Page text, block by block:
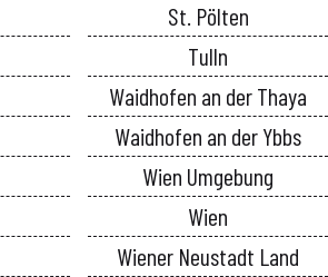
St. Pölten
Tulln
Waidhofen an der Thaya
Waidhofen an der Ybbs
Wien Umgebung
Wien
Wiener Neustadt Land